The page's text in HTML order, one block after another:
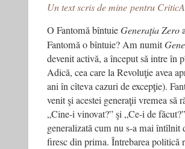
Un text scris de mine pentru
O Fantomă bîntuieGeneraţia Zero
Fantomă o bîntuie? Am numit
devenit activă, a început să intre în
Adică, cea care la Revoluţie avea
ani în cîteva cazuri de excepţie).
venit şi acestei generaţii vremea să
„Cine-i vinovat?” şi „Ce-i de
generalizată cum nu s-a mai întîlnit
firesc din prima. Întrebarea politică